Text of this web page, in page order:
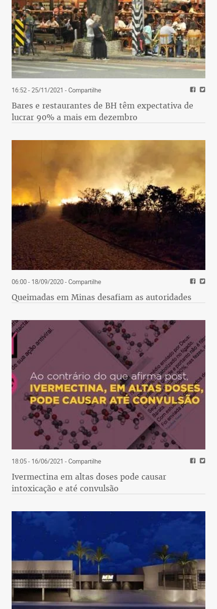
16:52 - 25/11/2021 - Compartilhe
Bares e restaurantes de BH têm expectativa de
lucrar 90% a mais em dezembro
06:00 - 18/09/2020- Compartilhe
Queimadas em Minas desafiam as autoridades
18:05 - 16/06/2021 - Compartilhe
Ivermectina em altas doses pode causar
intoxicação e até convulsão